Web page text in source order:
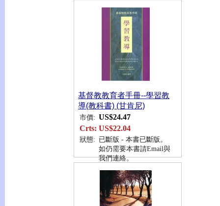
基督教教育者手冊--學習教
導(教科書) (甘肯尼)
市價: US$24.47
Crts: US$22.04
狀態: 已斷版 - 本書已斷版。
如仍需要本書請Email與
我們連絡。